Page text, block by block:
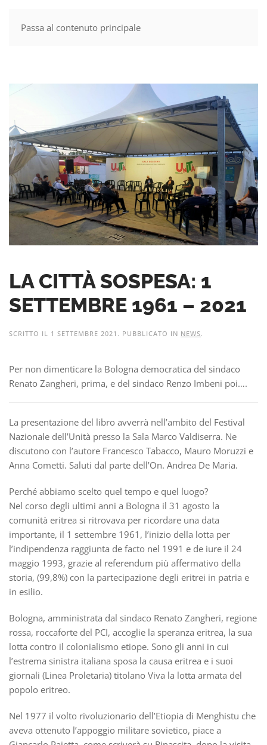
Passa al contenuto principale
MENU
LA CITTÀ SOSPESA: 1
SETTEMBRE 1961 – 2021
SCRITTO IL 1 SETTEMBRE 2021 . PUBBLICATO IN NEWS.
Per non dimenticare la Bologna democratica del sindaco
Renato Zangheri, prima, e del sindaco Renzo Imbeni poi….
La presentazione del libro avverrà nell’ambito del Festival
Nazionale dell’Unità presso la Sala Marco Valdiserra. Ne
discutono con l’autore Francesco Tabacco, Mauro Moruzzi e
Anna Cometti. Saluti dal parte dell’On. Andrea De Maria.
Perché abbiamo scelto quel tempo e quel luogo?
Nel corso degli ultimi anni a Bologna il 31 agosto la
comunità eritrea si ritrovava per ricordare una data
importante, il 1 settembre 1961, l’inizio della lotta per
l’indipendenza raggiunta de facto nel 1991 e de iure il 24
maggio 1993, grazie al referendum più affermativo della
storia, (99,8%) con la partecipazione degli eritrei in patria e
in esilio.
Bologna, amministrata dal sindaco Renato Zangheri, regione
rossa, roccaforte del PCI, accoglie la speranza eritrea, la sua
lotta contro il colonialismo etiope. Sono gli anni in cui
l’estrema sinistra italiana sposa la causa eritrea e i suoi
giornali (Linea Proletaria) titolano Viva la lotta armata del
popolo eritreo.
Nel 1977 il volto rivoluzionario dell’Etiopia di Menghistu che
aveva ottenuto l’appoggio militare sovietico, piace a